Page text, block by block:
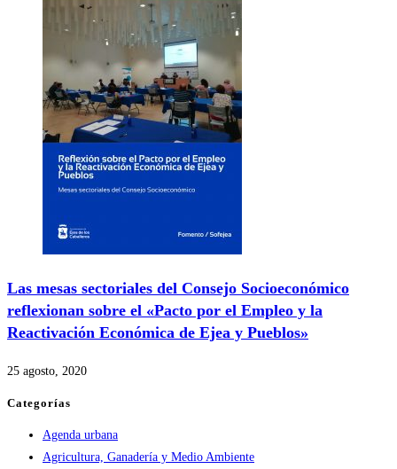
Las mesas sectoriales del Consejo Socioeconómico
reflexionan sobre el «Pacto por el Empleo y la
Reactivación Económica de Ejea y Pueblos»
25 agosto, 2020
Categorías
Agenda urbana
Agricultura, Ganadería y Medio Ambiente